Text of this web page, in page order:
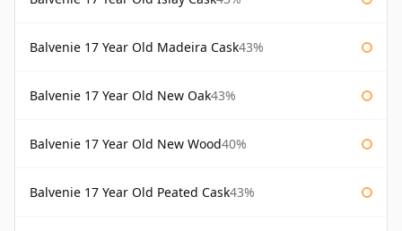
Balvenie 17 Year Old Madeira Cask43%
Balvenie 17 Year Old New Oak43%
Balvenie 17 Year Old New Wood40%
Balvenie 17 Year Old Peated Cask43%